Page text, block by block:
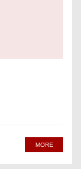
MORE